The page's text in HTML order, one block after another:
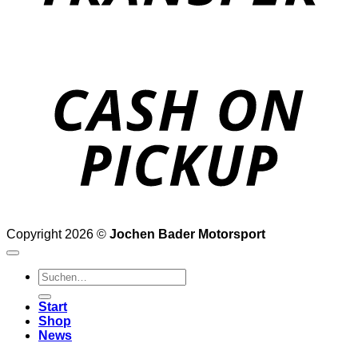
Copyright 2026 © Jochen Bader Motorsport
Suchen
nach:
Start
Shop
News